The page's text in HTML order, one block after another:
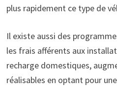
plus rapidement ce type de
Il existe aussi des
les frais afférents aux
recharge domestiques,
réalisables en optant pour